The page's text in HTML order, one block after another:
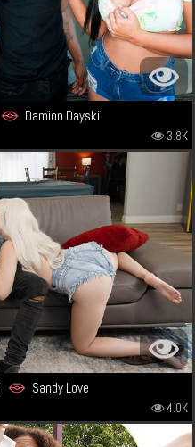
Damion Dayski
3.8K
Sandy Love
4.0K